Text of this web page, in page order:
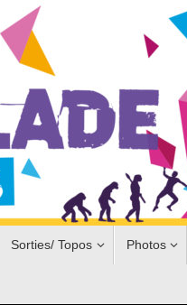
Sorties/ Topos Photos